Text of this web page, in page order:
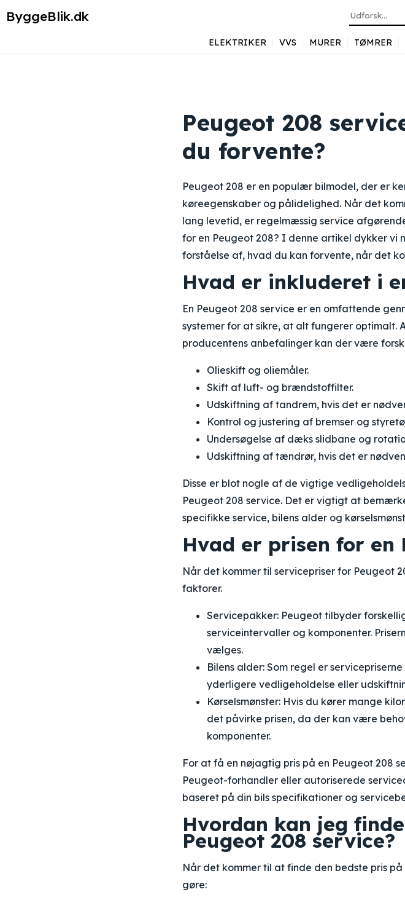
ByggeBlik.dk
ELEKTRIKER VVS MURER TØMRER
Peugeot 208
du forvente?
Peugeot 208 er en populær bilmodel, der er
køreegenskaber og pålidelighed. Når det
lang levetid, er regelmæssig service
for en Peugeot 208? I denne artikel dykker
forståelse af, hvad du kan forvente, når det
Hvad er inkluderet i
En Peugeot 208 service er en omfattende
systemer for at sikre, at alt fungerer optimalt.
producentens anbefalinger kan der være
Olieskift og oliemåler.
Skift af luft- og brændstoffilter.
Udskiftning af tandrem, hvis det er
Kontrol og justering af bremser og
Undersøgelse af dæks slidbane og
Udskiftning af tændrør, hvis det er
Disse er blot nogle af de vigtige
Peugeot 208 service. Det er vigtigt at
specifikke service, bilens alder og
Hvad er prisen for en
Når det kommer til servicepriser for Peugeot
faktorer.
Servicepakker: Peugeot tilbyder
serviceintervaller og komponenter.
vælges.
Bilens alder: Som regel er
yderligere vedligeholdelse eller
Kørselsmønster: Hvis du kører mange
det påvirke prisen, da der kan være
komponenter.
For at få en nøjagtig pris på en Peugeot 208
Peugeot-forhandler eller autoriserede
baseret på din bils specifikationer og
Hvordan kan jeg
Peugeot 208 service?
Når det kommer til at finde den bedste pris
gøre: